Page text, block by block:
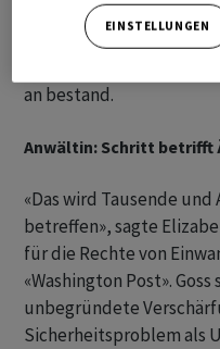
der erteilten Green
Voraussetzung dafür ist
an bestand.
Anwältin: Schritt betrifft
«Das wird Tausende
betreffen», sagte
für die Rechte von
«Washington Post».
unbegründete
Sicherheitsproblem als
EINSTELLUNGEN